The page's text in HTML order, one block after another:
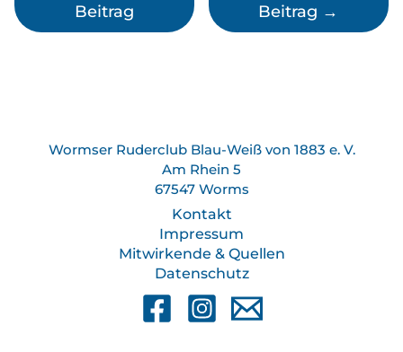
Beitrag
Beitrag →
Wormser Ruderclub Blau-Weiß von 1883 e. V.
Am Rhein 5
67547 Worms
Kontakt
Impressum
Mitwirkende & Quellen
Datenschutz